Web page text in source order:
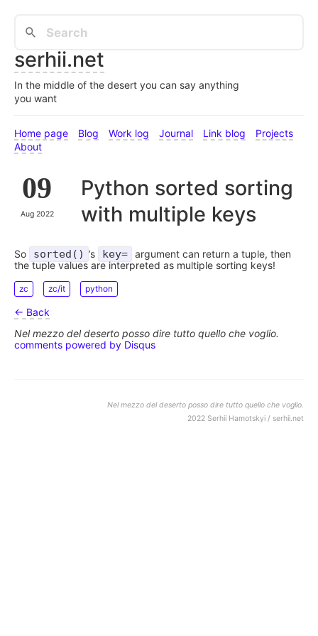
serhii.net
In the middle of the desert you can say anything
you want
Home page Blog Work log Journal Link blog
Projects
About
09
Aug 2022
Python sorted sorting
with multiple keys
So sorted() ’s key= argument can return a tuple, then
the tuple values are interpreted as multiple sorting keys!
zc zc/it python
← Back
Nel mezzo del deserto posso dire tutto quello che voglio.
comments powered by Disqus
Nel mezzo del deserto posso dire tutto quello che voglio.
2022 Serhii Hamotskyi / serhii.net